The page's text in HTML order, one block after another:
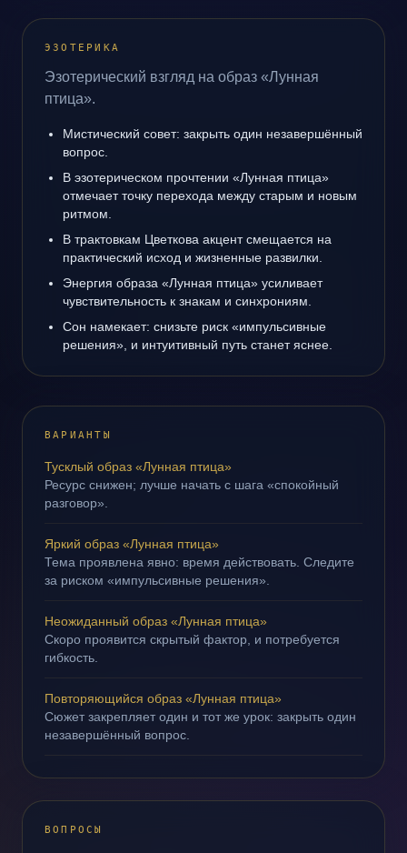
ЭЗОТЕРИКА
Эзотерический взгляд на образ «Лунная
птица».
Мистический совет: закрыть один незавершённый
вопрос.
В эзотерическом прочтении «Лунная птица»
отмечает точку перехода между старым и новым
ритмом.
В трактовкам Цветкова акцент смещается на
практический исход и жизненные развилки.
Энергия образа «Лунная птица» усиливает
чувствительность к знакам и синхрониям.
Сон намекает: снизьте риск «импульсивные
решения», и интуитивный путь станет яснее.
ВАРИАНТЫ
Тусклый образ «Лунная птица»
Ресурс снижен; лучше начать с шага «спокойный
разговор».
Яркий образ «Лунная птица»
Тема проявлена явно: время действовать. Следите
за риском «импульсивные решения».
Неожиданный образ «Лунная птица»
Скоро проявится скрытый фактор, и потребуется
гибкость.
Повторяющийся образ «Лунная птица»
Сюжет закрепляет один и тот же урок: закрыть один
незавершённый вопрос.
ВОПРОСЫ